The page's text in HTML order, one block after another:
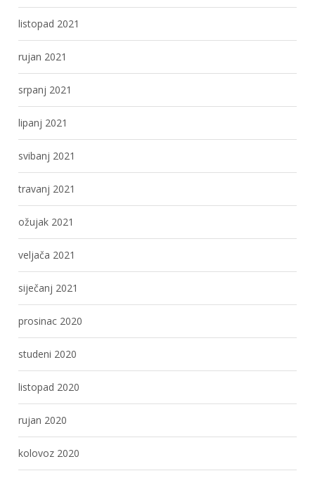
listopad 2021
rujan 2021
srpanj 2021
lipanj 2021
svibanj 2021
travanj 2021
ožujak 2021
veljača 2021
siječanj 2021
prosinac 2020
studeni 2020
listopad 2020
rujan 2020
kolovoz 2020